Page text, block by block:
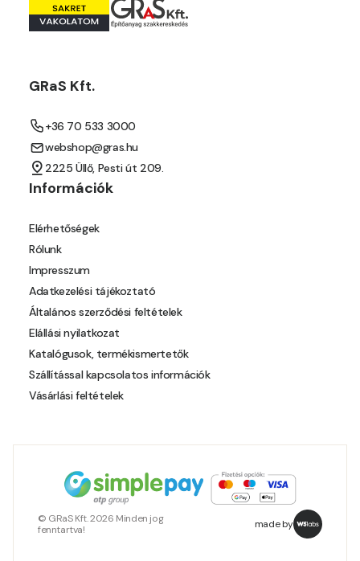
Mouse-grey D
Peach D
Resin-yellow B
GRaS Kft.
+36 70 533 3000
webshop@gras.hu
2225 Üllő, Pesti út 209.
Információk
Elérhetőségek
Rólunk
Impresszum
Adatkezelési tájékoztató
Általános szerződési feltételek
Elállási nyilatkozat
Katalógusok, termékismertetők
Szállítással kapcsolatos információk
Vásárlási feltételek
© GRaS Kft. 2026 Minden jog
fenntartva!
made by